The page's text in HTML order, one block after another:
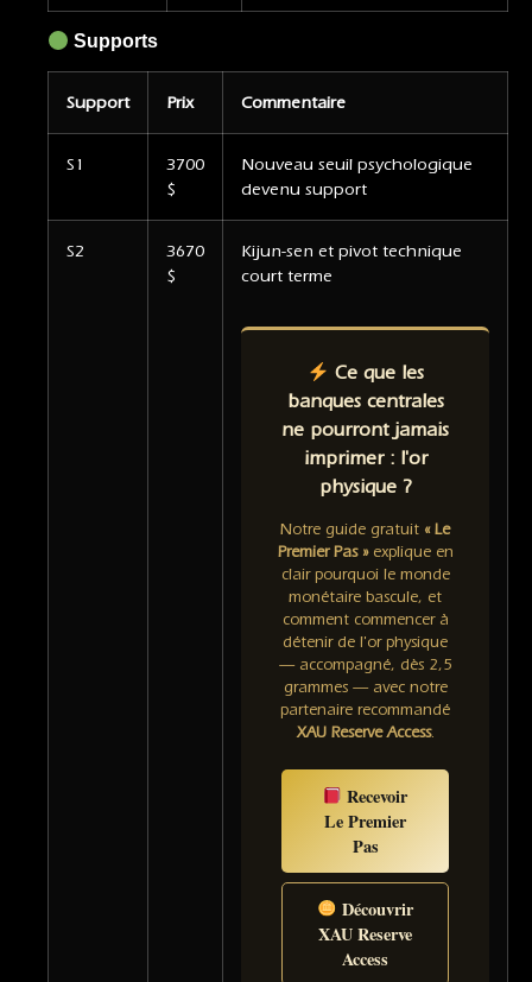
Supports
Support Prix Commentaire
S1
3700
$
Nouveau seuil psychologique
devenu support
S2
3670
$
Kijun-sen et pivot technique
court terme
Ce que les
banques centrales
ne pourront jamais
imprimer : l'or
physique ?
Notre guide gratuit « Le
Premier Pas »explique en
clair pourquoi le monde
monétaire bascule, et
comment commencer à
détenir de l'or physique
— accompagné, dès 2,5
grammes — avec notre
partenaire recommandé
XAU Reserve Access.
Recevoir
Le Premier
Pas
Découvrir
XAU Reserve
Access